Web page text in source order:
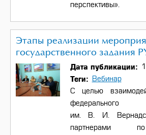
перспективы».
Этапы реализации
государственного
Дата публикации
Теги
Вебинар
С целью
федерального
им. В. И.
партнерами